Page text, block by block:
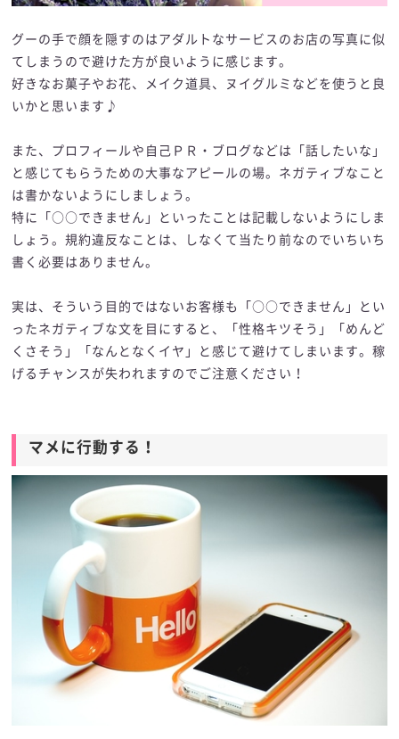
グーの手で顔を隠すのはアダルトなサービスのお店の写真に似
てしまうので避けた方が良いように感じます。
好きなお菓子やお花、メイク道具、ヌイグルミなどを使うと良
いかと思います♪
また、プロフィールや自己ＰＲ・ブログなどは「話したいな」
と感じてもらうための大事なアピールの場。ネガティブなこと
は書かないようにしましょう。
特に「○○できません」といったことは記載しないようにしま
しょう。規約違反なことは、しなくて当たり前なのでいちいち
書く必要はありません。
実は、そういう目的ではないお客様も「○○できません」とい
ったネガティブな文を目にすると、「性格キツそう」「めんど
くさそう」「なんとなくイヤ」と感じて避けてしまいます。稼
げるチャンスが失われますのでご注意ください！
マメに行動する！